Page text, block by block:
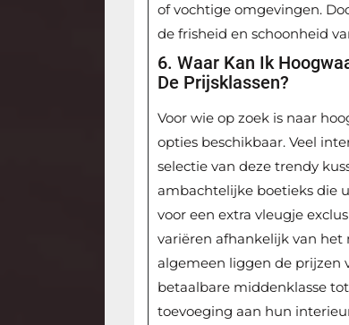
of vochtige omgevingen.
de frisheid en schoonheid
6. Waar Kan Ik
De Prijsklassen?
Voor wie op zoek is naar
opties beschikbaar. Veel
selectie van deze trendy
ambachtelijke boetieks die
voor een extra vleugje
variëren afhankelijk van
algemeen liggen de prijzen
betaalbare middenklasse
toevoeging aan hun